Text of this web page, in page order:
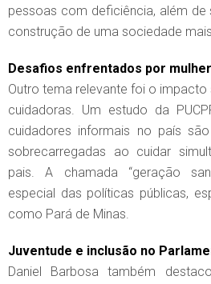
pessoas com deficiência, além de
construção de uma sociedade
Desafios enfrentados por
Outro tema relevante foi o
cuidadoras. Um estudo da
cuidadores informais no país
sobrecarregadas ao cuidar
pais. A chamada “geração
especial das políticas públicas,
como Pará de Minas.
Juventude e inclusão no
Daniel Barbosa também